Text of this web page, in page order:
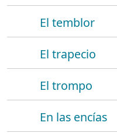
El temblor
El trapecio
El trompo
En las encías